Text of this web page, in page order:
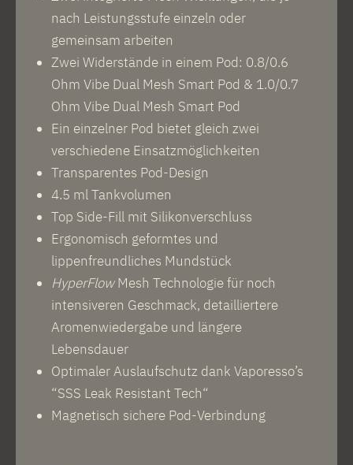
nach Leistungsstufe einzeln oder
gemeinsam arbeiten
Zwei Widerstände in einem Pod: 0.8/0.6
Ohm Vibe Dual Mesh Smart Pod & 1.0/0.7
Ohm Vibe Dual Mesh Smart Pod
Ein einzelner Pod bietet gleich zwei
verschiedene Einsatzmöglichkeiten
Transparentes Pod-Design
4.5 ml Tankvolumen
Top Side-Fill mit Silikonverschluss
Ergonomisch geformtes und
lippenfreundliches Mundstück
HyperFlowMesh Technologie für noch
intensiveren Geschmack, detailliertere
Aromenwiedergabe und längere
Lebensdauer
Optimaler Auslaufschutz dank Vaporesso’s
“SSS Leak Resistant Tech“
Magnetisch sichere Pod-Verbindung